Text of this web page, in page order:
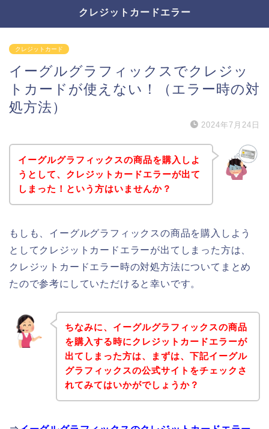
クレジットカードエラー
クレジットカード
イーグルグラフィックスでクレジッ
トカードが使えない！（エラー時の対
処方法）
2024年7月24日
イーグルグラフィックスの商品を購入しよ
うとして、クレジットカードエラーが出て
しまった！という方はいませんか？
もしも、イーグルグラフィックスの商品を購入しよう
としてクレジットカードエラーが出てしまった方は、
クレジットカードエラー時の対処方法についてまとめ
たので参考にしていただけると幸いです。
ちなみに、イーグルグラフィックスの商品
を購入する時にクレジットカードエラーが
出てしまった方は、まずは、下記イーグル
グラフィックスの公式サイトをチェックさ
れてみてはいかがでしょうか？